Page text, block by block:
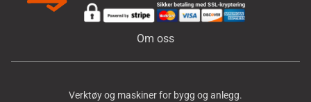
Om oss
Verktøy og maskiner for bygg og anlegg.